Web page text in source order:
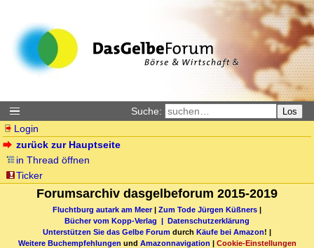
Suche: Los
Login
zurück zur Hauptseite
in Thread öffnen
Ticker
Forumsarchiv dasgelbeforum 2015-2019
Fluchtburg autark am Meer| Zum Tode Jürgen Küßners
Bücher vom Kopp-Verlag |
Datenschutzerklärung
Unterstützen Sie das Gelbe Forum durch Käufe bei Amazon! |
Weitere Buchempfehlungen und Amazonnavigation Cookie-Einstellungen